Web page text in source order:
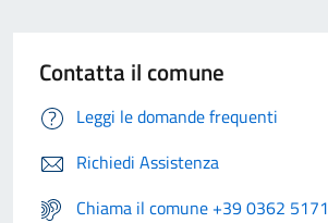
Contatta il comune
Leggi le domande frequenti
Richiedi Assistenza
Chiama il comune +39 0362 5171